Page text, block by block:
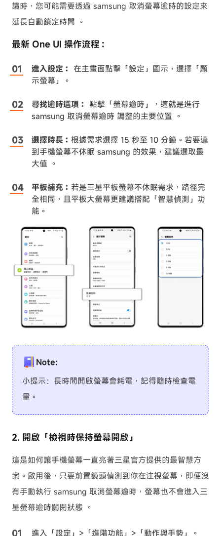
讀時，您可能需要透過 samsung 取消螢幕逾時的設定來
延長自動鎖定時間 。
最新 One UI 操作流程：
進入設定： 在主畫面點擊「設定」圖示，選擇「顯
示螢幕」。
尋找逾時選項： 點擊「螢幕逾時」，這就是進行
samsung 取消螢幕逾時 調整的主要位置 。
選擇時長： 根據需求選擇 15 秒至 10 分鐘。若要達
到手機螢幕不休眠 samsung 的效果，建議選取最
大值 。
平板補充： 若是三星平板螢幕不休眠需求，路徑完
全相同，且平板大螢幕更建議搭配「智慧偵測」功
能。
Note:
小提示：長時間開啟螢幕會耗電，記得隨時檢查電
量。
2. 開啟「檢視時保持螢幕開啟」
這是如何讓手機螢幕一直亮著三星官方提供的最智慧方
案。啟用後，只要前置鏡頭偵測到你在注視螢幕，即便沒
有手動執行 samsung 取消螢幕逾時，螢幕也不會進入三
星螢幕逾時關閉狀態 。
進入「設定」>「進階功能」>「動作與手勢」。